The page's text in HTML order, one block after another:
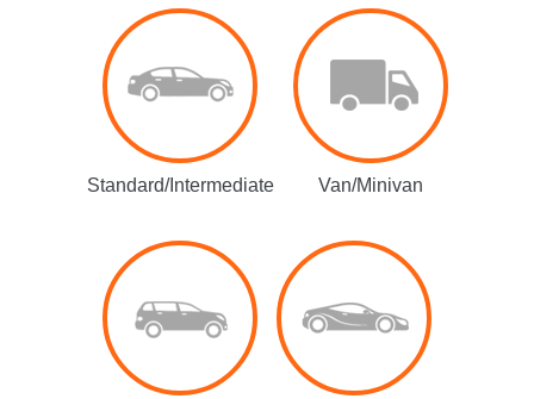
Standard/Intermediate Van/Minivan